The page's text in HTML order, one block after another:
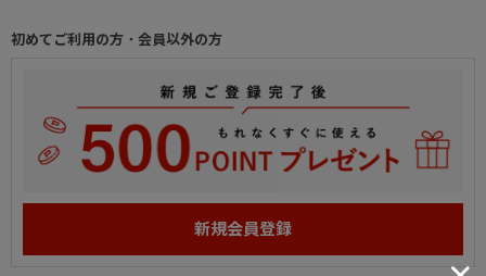
初めてご利用の方・会員以外の方